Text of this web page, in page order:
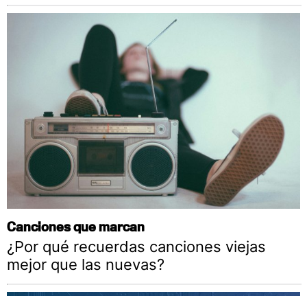
Canciones que marcan
¿Por qué recuerdas canciones viejas
mejor que las nuevas?